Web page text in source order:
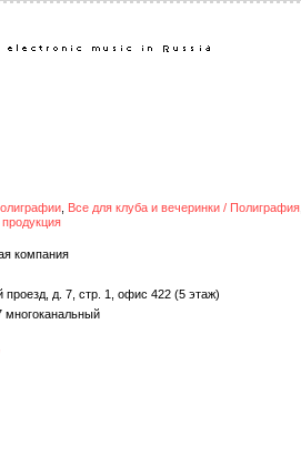
Все для клуба и вечеринки / Полиграфия
компания
д. 7, стр. 1, офис 422 (5 этаж)
многоканальный